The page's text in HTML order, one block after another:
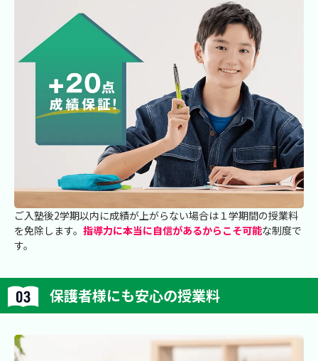
ご入塾後2学期以内に成績が上がらない場合は１学期間の授業料
を免除します。 指導力に本当に自信があるからこそ可能な制度で
す。
保護者様にも安心の授業料